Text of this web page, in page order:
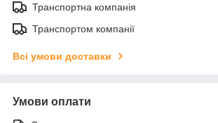
Транспортна компанія
Транспортом компанії
Всі умови доставки
Умови оплати